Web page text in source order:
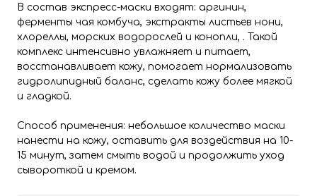
В состав экспресс-маски входят: аргинин,
ферменты чая комбуча, экстракты листьев нони,
хлореллы, морских водорослей и конопли, . Такой
комплекс интенсивно увлажняет и питает,
восстанавливает кожу, помогает нормализовать
гидролипидный баланс, сделать кожу более мягкой
и гладкой.
Способ применения: небольшое количество маски
нанести на кожу, оставить для воздействия на 10-
15 минут, затем смыть водой и продолжить уход
сывороткой и кремом.